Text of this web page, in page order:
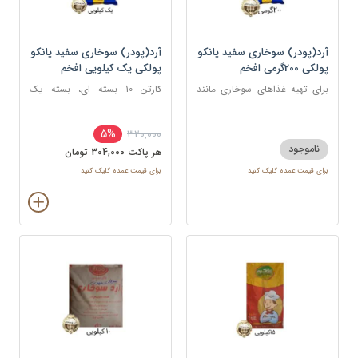
آرد(پودر) سوخاری سفید پانکو
پولکی 200گرمی افخم
برای تهیه غذاهای سوخاری مانند
ناموجود
برای قیمت عمده کلیک کنید
آرد(پودر) سوخاری سفید پانکو
پولکی یک کیلویی افخم
کارتن 10 بسته ای، بسته یک
320,000
5%
هر پاکت 304,000 تومان
برای قیمت عمده کلیک کنید